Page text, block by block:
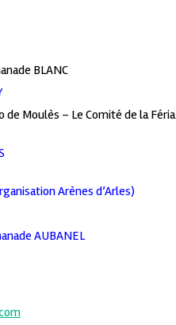
BLANC
de Moulès – Le Comité de la Féria
Arènes d’Arles)
AUBANEL